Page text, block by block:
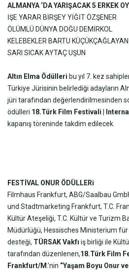
ALMANYA ‘DA YARIŞACAK 5 ERKEK
İŞE YARAR BİRŞEY YİĞİT ÖZŞENER
ÖLÜMLÜ DÜNYA DOĞU DEMİRKOL
KELEBEKLER BARTU
SARI SICAK AYTAÇ UŞUN
Altın Elma Ödülleri bu yıl 7. kez
Türkiye Jürisinin belirlediği adayların
jüri tarafından değerlendirilmesinden
ödülleri 18.Türk Film Festivali |
kapanış töreninde takdim edilecek.
FESTİVAL ONUR ÖDÜLLERi
Filmhaus Frankfurt, ABG/Saalbau
und Stadtmarketing Frankfurt, T.C.
Kültür Ateşeliği, T.C. Kültür ve Turizm
Müdürlüğü, Hessisches Ministerium
desteği, TÜRSAK Vakfı iş birliği ile
tarafından düzenlenen,18.Türk Film
Frankfurt/M .’nin “Yaşam Boyu Onur